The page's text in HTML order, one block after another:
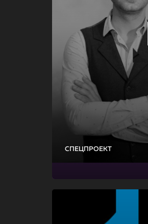
СПЕЦПРОЕКТ